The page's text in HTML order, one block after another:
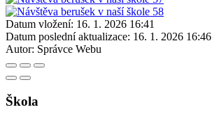
Datum vložení: 16. 1. 2026 16:41
Datum poslední aktualizace: 16. 1. 2026 16:46
Autor: Správce Webu
Škola